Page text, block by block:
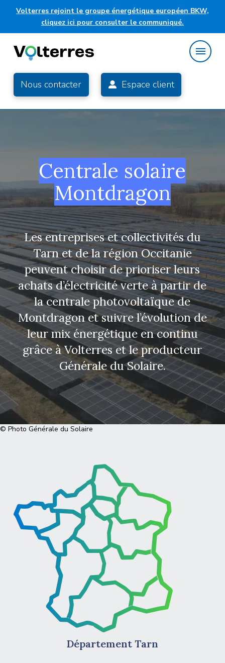
Volterres rejoint le groupe énergétique européen BKW,
cliquez ici pour consulter le communiqué.
Nous contacter Espace client
Centrale solaire
Montdragon
Les entreprises et collectivités du
Tarn et de la région Occitanie
peuvent choisir de prioriser leurs
achats d’électricité verte à partir de
la centrale photovoltaïque de
Montdragon et suivre l’évolution de
leur mix énergétique en continu
grâce à Volterres et le producteur
Générale du Solaire.
© Photo Générale du Solaire
Département Tarn